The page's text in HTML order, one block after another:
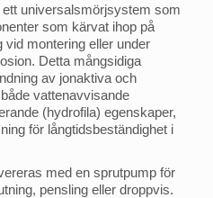
universalsmörjsystem som
som kärvat ihop på
montering eller under
Detta mångsidiga
av jonaktiva och
vattenavvisande
(hydrofila) egenskaper,
för långtidsbeständighet i
med en sprutpump för
pensling eller droppvis.